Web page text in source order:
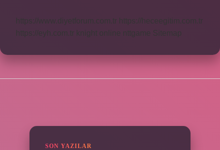
https://www.diyetforum.com.tr
https://heceegitim.com.tr
https://eyh.com.tr
knight online nttgame Sitemap
SON YAZILAR